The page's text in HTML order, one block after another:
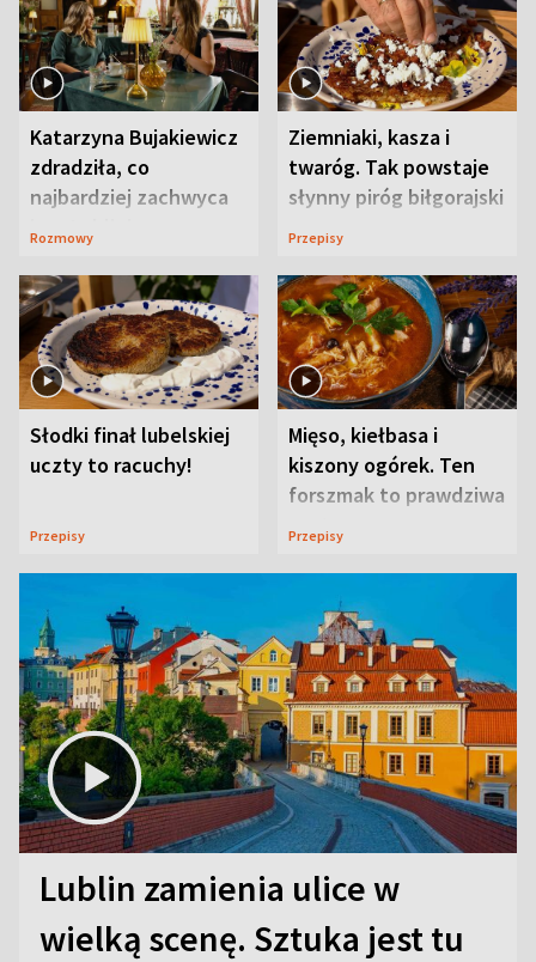
Katarzyna Bujakiewicz
zdradziła, co
najbardziej zachwyca
ją w Lublinie
Rozmowy
Ziemniaki, kasza i
twaróg. Tak powstaje
słynny piróg biłgorajski
Przepisy
Słodki finał lubelskiej
uczty to racuchy!
Przepisy
Mięso, kiełbasa i
kiszony ogórek. Ten
forszmak to prawdziwa
uczta
Przepisy
Lublin zamienia ulice w
wielką scenę. Sztuka jest tu